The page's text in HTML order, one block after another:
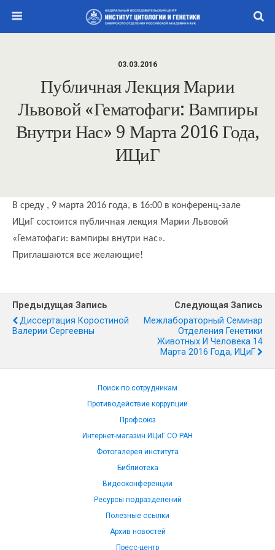
03.03.2016
Публичная Лекция Марии
Львовой «Гематофаги: Вампиры
Внутри Нас» 9 Марта 2016 Года,
ИЦиГ
В среду , 9 марта 2016 года, в 16:00 в конференц-зале
ИЦиГ состоится публичная лекция Марии Львовой
«Гематофаги: вампиры внутри нас».
Приглашаются все желающие!
Предыдущая Запись
Диссертация Коростиной
Валерии Сергеевны
Следующая Запись
Межлабораторный Семинар
Отделения Генетики
Животных И Человека 14
Марта 2016 Года, ИЦиГ
Поиск по сотрудникам
Противодействие коррупции
Профсоюз
Интернет-магазин ИЦиГ СО РАН
Фотогалерея института
Библиотека
Видеоконференции
Ресурсы подразделений
Полезные ссылки
Архив новостей
Пресс-центр